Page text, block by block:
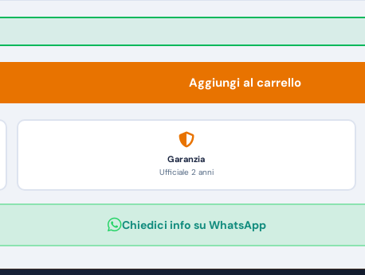
Aggiungi al carrello
Garanzia
Ufficiale 2 anni
Chiedici info su WhatsApp